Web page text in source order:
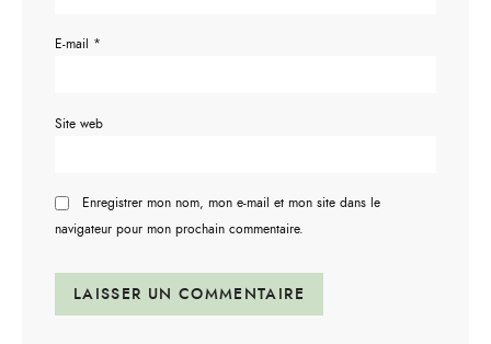
E-mail *
Site web
Enregistrer mon nom, mon e-mail et mon site dans le
navigateur pour mon prochain commentaire.